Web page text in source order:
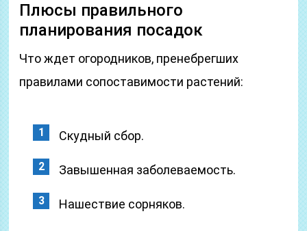
Плюсы правильного
планирования посадок
Что ждет огородников, пренебрегших
правилами сопоставимости растений:
Скудный сбор.
Завышенная заболеваемость.
Нашествие сорняков.